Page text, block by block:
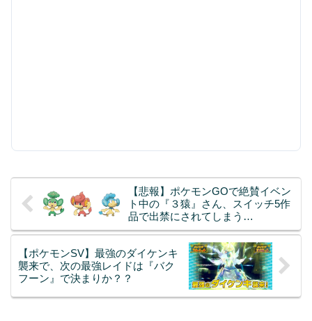
【悲報】ポケモンGOで絶賛イベン
ト中の『３猿』さん、スイッチ5作
品で出禁にされてしまう…
【ポケモンSV】最強のダイケンキ
襲来で、次の最強レイドは『バク
フーン』で決まりか？？